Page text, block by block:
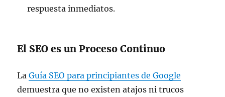
respuesta inmediatos.
El SEO es un Proceso Continuo
LaGuía SEO para principiantes de Google
demuestra que no existen atajos ni trucos